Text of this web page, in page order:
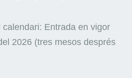
Entrada en vigor
2026 (tres mesos després